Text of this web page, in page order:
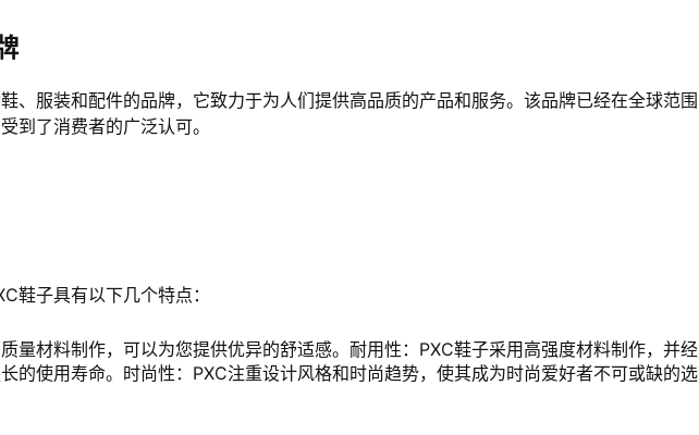
、服装和配件的品牌，它致力于为人们提供高品质的产品和服务。该品牌已经在全球范围
到了消费者的广泛认可。
鞋子具有以下几个特点：
量材料制作，可以为您提供优异的舒适感。耐用性：PXC鞋子采用高强度材料制作，并经
的使用寿命。时尚性：PXC注重设计风格和时尚趋势，使其成为时尚爱好者不可或缺的选